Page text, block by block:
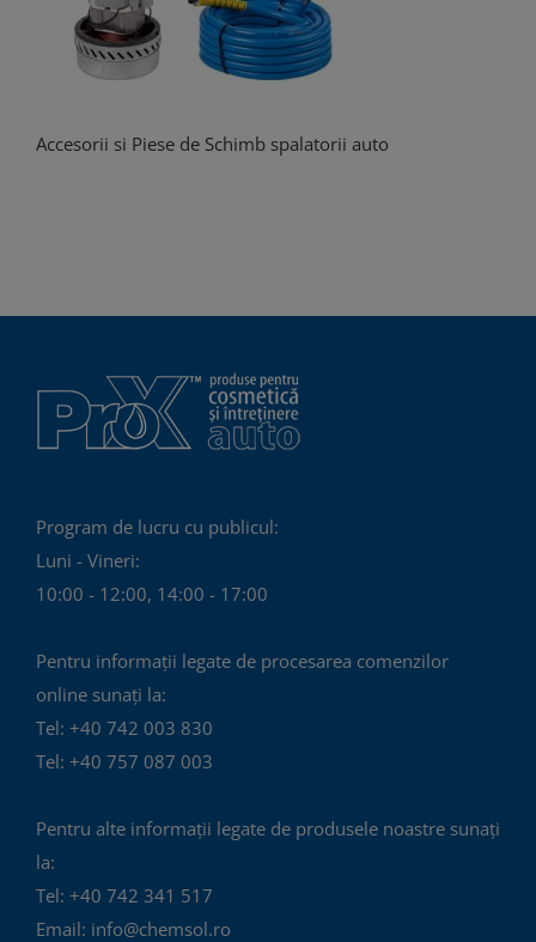
Accesorii si Piese de Schimb spalatorii auto
Program de lucru cu publicul:
Luni - Vineri:
10:00 - 12:00, 14:00 - 17:00
Pentru informații legate de procesarea comenzilor
online sunați la:
Tel: +40 742 003 830
Tel: +40 757 087 003
Pentru alte informații legate de produsele noastre sunați
la:
Tel: +40 742 341 517
Email: info@chemsol.ro